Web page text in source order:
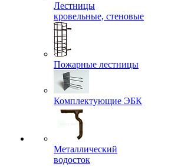
Лестницы
кровельные, стеновые
Пожарные лестницы
Комплектующие ЭБК
Металлический
водосток